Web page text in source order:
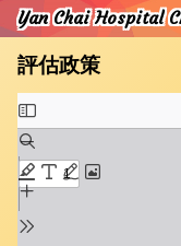
Yan Chai Hospital
評估政策